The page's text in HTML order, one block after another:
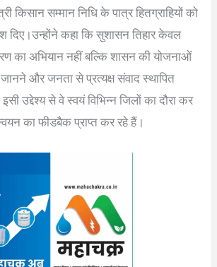
किसान सम्मान निधि के पात्र हितग्राहियों को
दिए।उन्होंने कहा कि सुशासन तिहार केवल
का अभियान नहीं बल्कि शासन की योजनाओं
और जनता से प्रत्यक्ष संवाद स्थापित
उद्देश्य से वे स्वयं विभिन्न जिलों का दौरा कर
का फीडबैक प्राप्त कर रहे हैं।